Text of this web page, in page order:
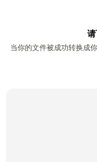
请
当你的文件被成功转换成